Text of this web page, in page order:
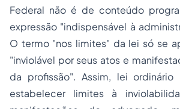
Federal não é de conteúdo
expressão "indispensável à
O termo "nos limites" da lei só se
"inviolável por seus atos e
da profissão". Assim, lei ordinário
estabelecer limites à